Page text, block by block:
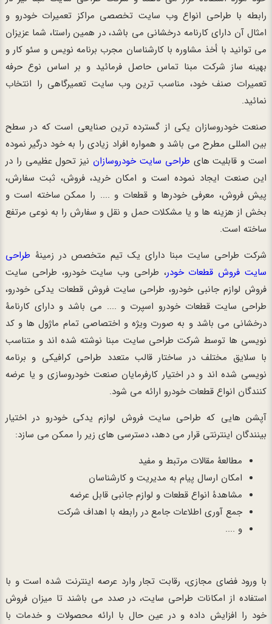
رابطه با طراحی انواع وب سایت تخصصی مراکز تعمیرات خودرو و
امثال آن دارای کارنامه درخشانی می باشد، در همین راستا، شما عزیزان
می توانید با أخذ مشاوره با کارشناسان مجرب برنامه نویس و سئو کار و
بهینه ساز شرکت مبنا تماس حاصل فرمائید و بر اساس نوع حرفه
تعمیرات صنف خود، مناسب ترین وب سایت تعمیرگاهی را انتخاب
نمائید.
صنعت خودروسازان یکی از گسترده ترین صنایعی است که در سطح
بین المللی مطرح می باشد و همواره افراد زیادی را به خود درگیر نموده
است و قابلیت های طراحی سایت خودروسازان نیز تحول عظیمی را در
این صنعت ایجاد نموده است و امکان خرید، فروش، ثبت سفارش،
پیش فروش، معرفی خودرها و قطعات و .... را ممکن ساخته است و
بخش از هزینه ها و یا مشکلات حمل و نقل و سفارش را به نوعی مرتفع
ساخته است.
شرکت طراحی سایت مبنا دارای یک تیم متخصص در زمینۀ طراحی
سایت فروش قطعات خودر، طراحی وب سایت خودرو، طراحی سایت
فروش لوازم جانبی خودرو، طراحی سایت فروش قطعات یدکی خودرو،
طراحی سایت قطعات خودرو اسپرت و .... می باشد و دارای کارنامۀ
درخشانی می باشد و به صورت ویژه و اختصاصی تمام ماژول ها و کد
نویسی ها توسط شرکت طراحی سایت مبنا نوشته شده اند و متناسب
با سلایق مختلف در ساختار قالب متعدد طراحی کرافیکی و برنامه
نویسی شده اند و در اختیار کارفرمایان صنعت خودروسازی و یا عرضه
کنندگان انواع قطعات خودرو ارائه می شود.
آپشن هایی که طراحی سایت فروش لوازم یدکی خودرو در اختیار
بینندگان اینترنتی قرار می دهد، دسترسی های زیر را ممکن می سازد:
مطالعۀ مقالات مرتبط و مفید
امکان ارسال پیام به مدیریت و کارشناسان
مشاهدۀ انواع قطعات و لوازم جانبی قابل عرضه
جمع آوری اطلاعات جامع در رابطه با اهداف شرکت
و ....
با ورود فضای مجازی، رقابت تجار وارد عرصه اینترنت شده است و با
استفاده از امکانات طراحی سایت، در صدد می باشند تا میزان فروش
خود را افزایش داده و در عین حال با ارائه محصولات و خدمات با